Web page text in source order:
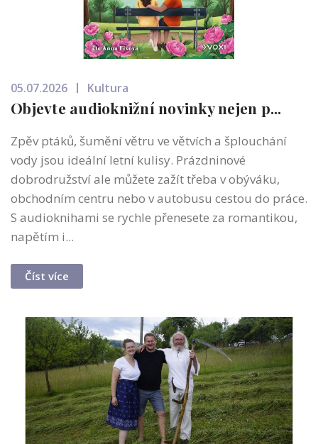
05.07.2026 Kultura
Objevte audioknižní novinky nejen p...
Zpěv ptáků, šumění větru ve větvích a šplouchání
vody jsou ideální letní kulisy. Prázdninové
dobrodružství ale můžete zažít třeba v obýváku,
obchodním centru nebo v autobusu cestou do práce.
S audioknihami se rychle přenesete za romantikou,
napětím i...
Číst více